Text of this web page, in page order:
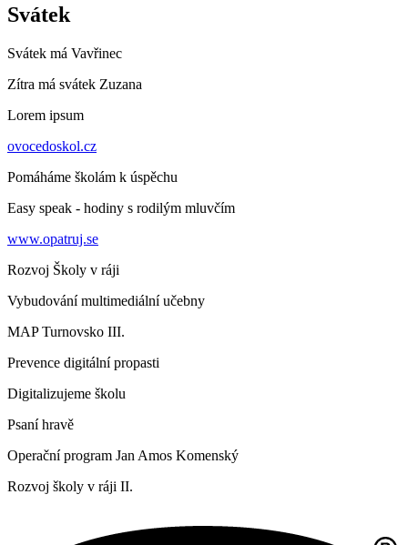
Svátek
Svátek má Vavřinec
Zítra má svátek Zuzana
Lorem ipsum
ovocedoskol.cz
Pomáháme školám k úspěchu
Easy speak - hodiny s rodilým mluvčím
www.opatruj.se
Rozvoj Školy v ráji
Vybudování multimediální učebny
MAP Turnovsko III.
Prevence digitální propasti
Digitalizujeme školu
Psaní hravě
Operační program Jan Amos Komenský
Rozvoj školy v ráji II.